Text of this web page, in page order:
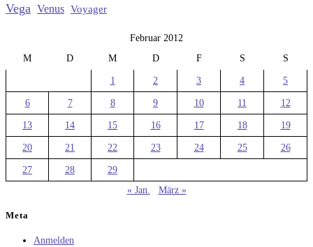
Vega Venus Voyager
Februar 2012
M
D M D F S S
1 2 3 4 5
6 7 8 9 10 11 12
13 14 15 16 17 18 19
20 21 22 23 24 25 26
27 28
29
« Jan.
März »
Meta
Anmelden